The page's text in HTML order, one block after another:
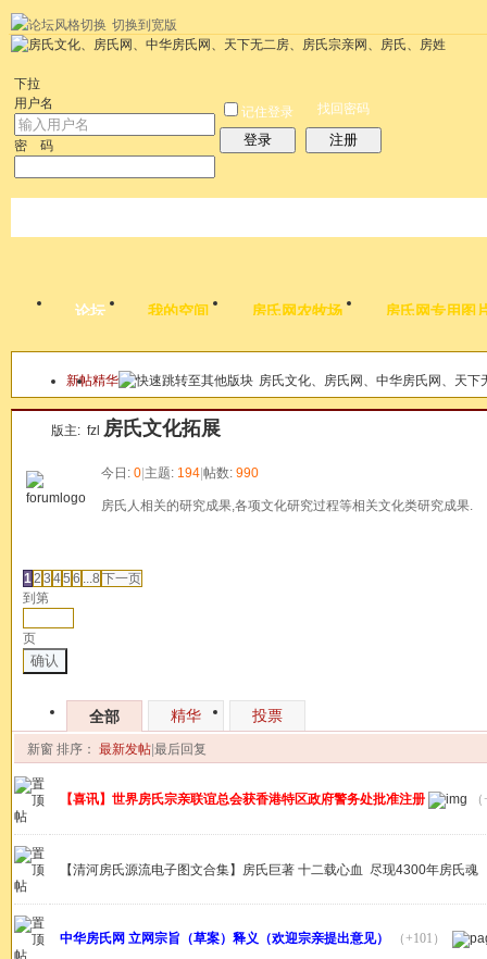
切换到宽版
下拉
用户名
密 码
记住登录
登录
找回密码
注册
论坛 我的空间 房氏网农牧场 房氏网专用图
本版
新帖精华 房氏文化、房氏网、中华房氏网、天
版主: fzl 房氏文化拓展
今日: 0|主题: 194|帖数: 990
房氏人相关的研究成果,各项文化研究过程等相关文化类研究成果.
1 2 3 45 6 ...8 下一页
到第
页
确认
全部 精华 投票
新窗 排序： 最新发帖|最后回复
【喜讯】世界房氏宗亲联谊总会获香港特区政府警务处批准注册
【清河房氏源流电子图文合集】房氏巨著 十二载心血 尽现4300年房氏魂
中华房氏网 立网宗旨（草案）释义（欢迎宗亲提出意见） （+101）